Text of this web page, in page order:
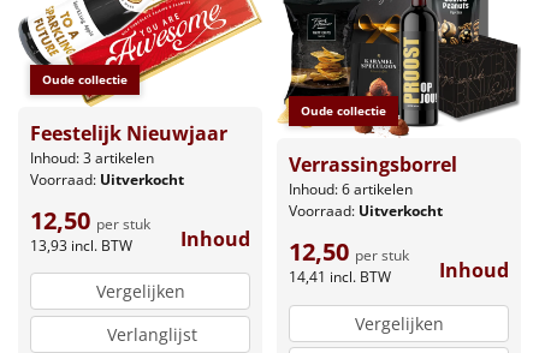
Oude collectie
Feestelijk Nieuwjaar
Inhoud: 3 artikelen
Voorraad: Uitverkocht
12,50 per stuk
13,93 incl. BTW Inhoud
Vergelijken
Verlanglijst
Oude collectie
Verrassingsborrel
Inhoud: 6 artikelen
Voorraad: Uitverkocht
12,50 per stuk
14,41 incl. BTW Inhoud
Vergelijken